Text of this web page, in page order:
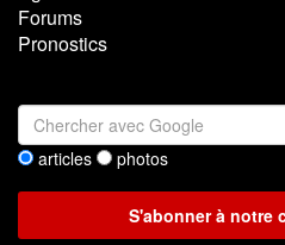
Forums
Pronostics
articles photos